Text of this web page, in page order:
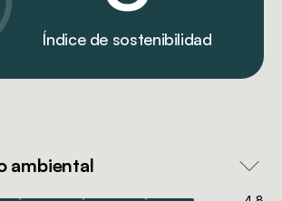
Índice de sostenibilidad
ambiental